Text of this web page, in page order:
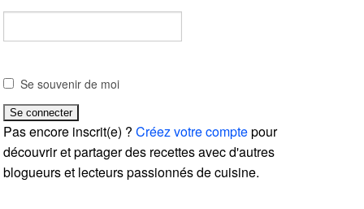
Se souvenir de moi
Pas encore inscrit(e) ?Créez votre comptepour
découvrir et partager des recettes avec d'autres
blogueurs et lecteurs passionnés de cuisine.